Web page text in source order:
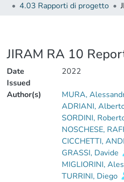
4.03 Rapporti di progetto
JIRAM RA 10
Date
Issued
2022
Author(s) MURA,
ADRIANI,
SORDINI,
NOSCHESE,
CICCHETTI,
GRASSI, Davide
MIGLIORINI,
TURRINI, Diego